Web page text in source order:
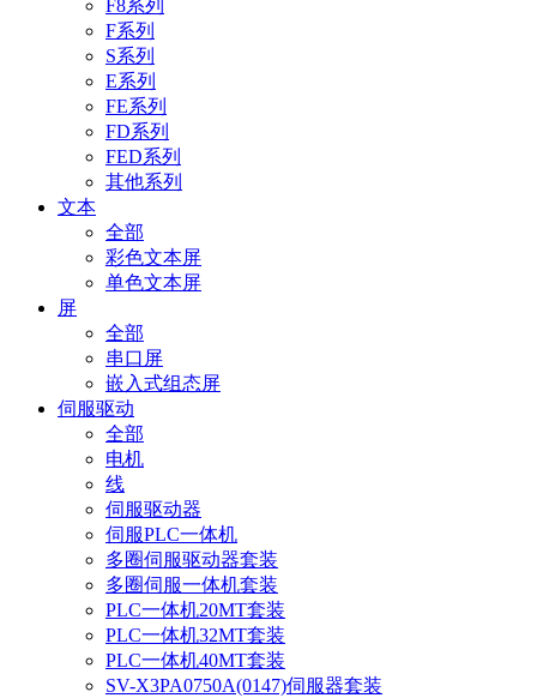
F8系列
F系列
S系列
E系列
FE系列
FD系列
FED系列
其他系列
文本
全部
彩色文本屏
单色文本屏
屏
全部
串口屏
嵌入式组态屏
伺服驱动
全部
电机
线
伺服驱动器
伺服PLC一体机
多圈伺服驱动器套装
多圈伺服一体机套装
PLC一体机20MT套装
PLC一体机32MT套装
PLC一体机40MT套装
SV-X3PA0750A(0147)伺服器套装